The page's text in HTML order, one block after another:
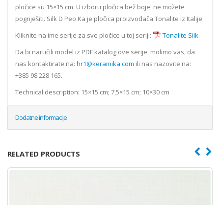
pločice su 15×15 cm. U izboru pločica bež boje, ne možete
pogriješiti. Silk D Peo Ka je pločica proizvođača Tonalite iz Italije.
Kliknite na ime serije za sve pločice u toj seriji:
Tonalite Silk
Da bi naručili model iz PDF katalog ove serije, molimo vas, da
nas kontaktirate na: hr1@keramika.com ili nas nazovite na:
+385 98 228 165.
Technical description: 15×15 cm; 7,5×15 cm; 10×30 cm
Dodatne informacije
RELATED PRODUCTS